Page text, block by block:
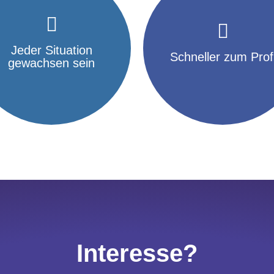
Jeder Situation
gewachsen sein
Auch sehr seltene oder
gefährliche Situationen
Schneller zum
Nachweislich bessere
kürzerer Zeit
Interesse?